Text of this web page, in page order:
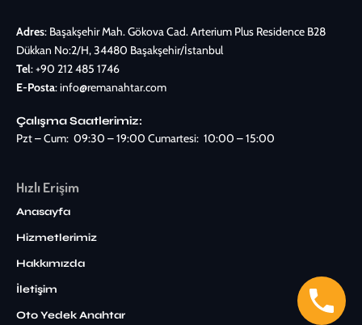
Adres: Başakşehir Mah. Gökova Cad. Arterium Plus Residence B28
Dükkan No:2/H, 34480 Başakşehir/İstanbul
Tel:+90 212 485 1746
E-Posta:info@remanahtar.com
Çalışma Saatlerimiz:
Pzt – Cum: 09:30 – 19:00 Cumartesi: 10:00 – 15:00
Hızlı Erişim
Anasayfa
Hizmetlerimiz
Hakkımızda
İletişim
Oto Yedek Anahtar